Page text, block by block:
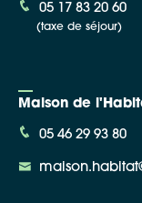
05 17 83 20 60
(taxe de séjour)
Maison de
05 46 29 93 80